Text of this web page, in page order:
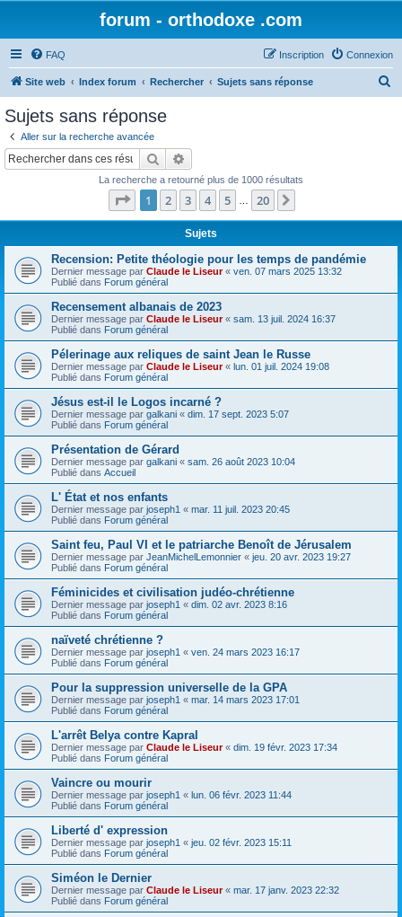
forum - orthodoxe .com
FAQ Connexion
Inscription
Site web Index forum Rechercher Sujets sans réponse
Sujets sans réponse
Aller sur la recherche avancée
Rechercher
La recherche a retourné plus de 1000 résultats
Page 1sur20
1 2 3 4 5 20
Sujets
Recension: Petite théologie pour les temps de pandémie
Dernier message par Claude le Liseur« ven. 07 mars 2025 13:32
Publié dans Forum général
Recensement albanais de 2023
Dernier message par Claude le Liseur« sam. 13 juil. 2024 16:37
Publié dans Forum général
Pélerinage aux reliques de saint Jean le Russe
Dernier message par Claude le Liseur« lun. 01 juil. 2024 19:08
Publié dans Forum général
Jésus est-il le Logos incarné ?
Dernier message par galkani « dim. 17 sept. 2023 5:07
Publié dans Forum général
Présentation de Gérard
Dernier message par galkani « sam. 26 août 2023 10:04
Publié dans Accueil
L' État et nos enfants
Dernier message par joseph1 « mar. 11 juil. 2023 20:45
Publié dans Forum général
Saint feu, Paul VI et le patriarche Benoît de Jérusalem
Dernier message par JeanMichelLemonnier « jeu. 20 avr. 2023 19:27
Publié dans Forum général
Féminicides et civilisation judéo-chrétienne
Dernier message par joseph1 « dim. 02 avr. 2023 8:16
Publié dans Forum général
naïveté chrétienne ?
Dernier message par joseph1 « ven. 24 mars 2023 16:17
Publié dans Forum général
Pour la suppression universelle de la GPA
Dernier message par joseph1 « mar. 14 mars 2023 17:01
Publié dans Forum général
L'arrêt Belya contre Kapral
Dernier message par Claude le Liseur« dim. 19 févr. 2023 17:34
Publié dans Forum général
Vaincre ou mourir
Dernier message par joseph1 « lun. 06 févr. 2023 11:44
Publié dans Forum général
Liberté d' expression
Dernier message par joseph1 « jeu. 02 févr. 2023 15:11
Publié dans Forum général
Siméon le Dernier
Dernier message par Claude le Liseur« mar. 17 janv. 2023 22:32
Publié dans Forum général